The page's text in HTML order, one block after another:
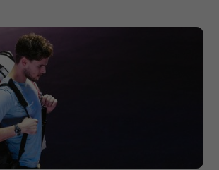
Einstellungen. Unter anderem eine
zufällig generierte ID, für die
historische Speicherung Ihrer
vorgenommen Einstellungen, falls der
Webseiten-Betreiber dies eingestellt
hat.